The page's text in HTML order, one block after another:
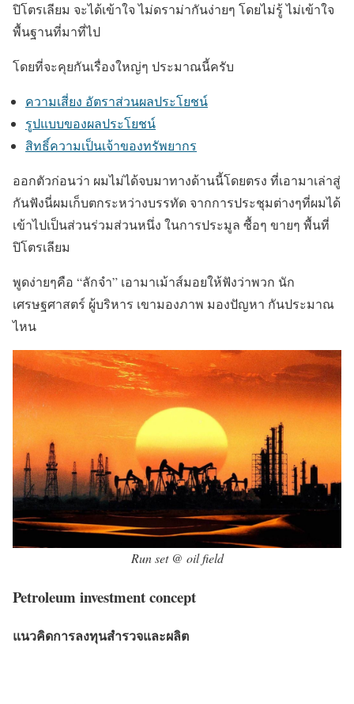
ปิโตรเลียม จะได้เข้าใจ ไม่ดราม่ากันง่ายๆ โดยไม่รู้ ไม่เข้าใจ
พื้นฐานที่มาที่ไป
โดยที่จะคุยกันเรื่องใหญ่ๆ ประมาณนี้ครับ
ความเสี่ยง อัตราส่วนผลประโยชน์
รูปแบบของผลประโยชน์
สิทธิ์ความเป็นเจ้าของทรัพยากร
ออกตัวก่อนว่า ผมไม่ได้จบมาทางด้านนี้โดยตรง ที่เอามาเล่าสู่
กันฟังนี่ผมเก็บตกระหว่างบรรทัด จากการประชุมต่างๆที่ผมได้
เข้าไปเป็นส่วนร่วมส่วนหนึ่ง ในการประมูล ซื้อๆ ขายๆ พื้นที่
ปิโตรเลียม
พูดง่ายๆคือ “ลักจำ” เอามาเม้าส์มอยให้ฟังว่าพวก นัก
เศรษฐศาสตร์ ผู้บริหาร เขามองภาพ มองปัญหา กันประมาณ
ไหน
Run set @ oil field
Petroleum investment concept
แนวคิดการลงทุนสำรวจและผลิต